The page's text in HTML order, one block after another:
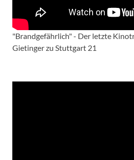
"Brandgefährlich" - Der letzte
Gietinger zu Stuttgart 21